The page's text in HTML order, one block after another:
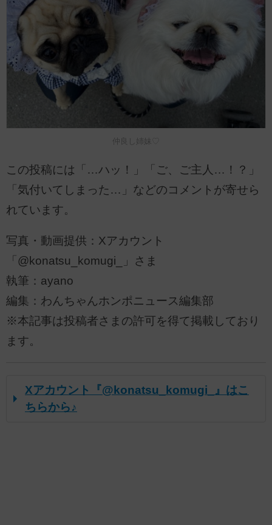
仲良し姉妹♡
この投稿には「…ハッ！」「ご、ご主人…！？」
「気付いてしまった…」などのコメントが寄せら
れています。
写真・動画提供：Xアカウント
「@konatsu_komugi_」さま
執筆：ayano
編集：わんちゃんホンポニュース編集部
※本記事は投稿者さまの許可を得て掲載しており
ます。
Xアカウント『@konatsu_komugi_』はこ
ちらから♪